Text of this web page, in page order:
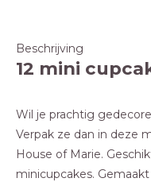
Beschrijving
12 mini
Wil je prachtig
Verpak ze dan in deze
House of Marie.
minicupcakes.